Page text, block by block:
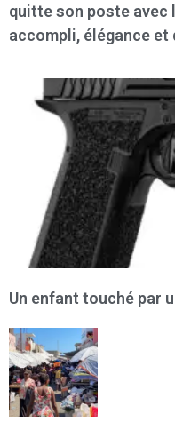
quitte son poste avec
accompli, élégance et
Un enfant touché par